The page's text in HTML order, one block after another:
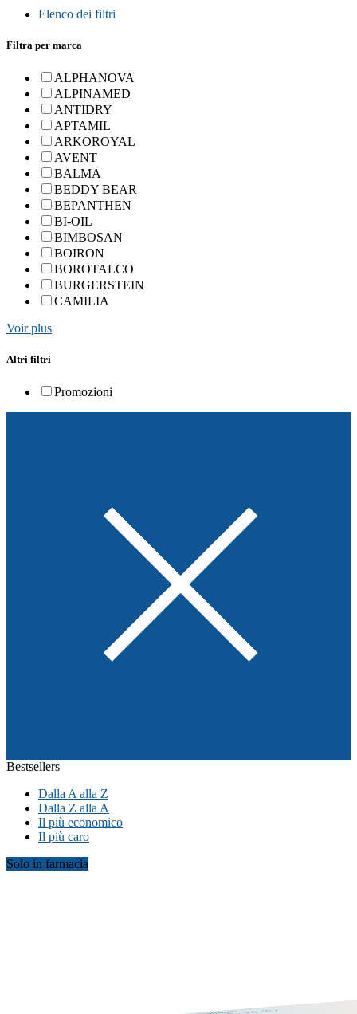
Elenco dei filtri
Filtra per marca
ALPHANOVA
ALPINAMED
ANTIDRY
APTAMIL
ARKOROYAL
AVENT
BALMA
BEDDY BEAR
BEPANTHEN
BI-OIL
BIMBOSAN
BOIRON
BOROTALCO
BURGERSTEIN
CAMILIA
Voir plus
Altri filtri
Promozioni
Bestsellers
Dalla A alla Z
Dalla Z alla A
Il più economico
Il più caro
Solo in farmacia